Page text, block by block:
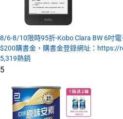
8/6-8/10限時95折-Kobo Clara BW 6吋
$200購書金，購書金登錄網址：https://
5,319熱銷
5